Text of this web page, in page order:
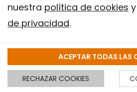
SUSCRÍBETE A
fármaco contra la artritis
(baricitinib) y el remdesivir
mortalidad fue menor
COVID-19 que recibieron
medicamentos,
nuestra política de cookies
de privacidad.
ACEPTAR TODAS LAS
RECHAZAR COOKIES